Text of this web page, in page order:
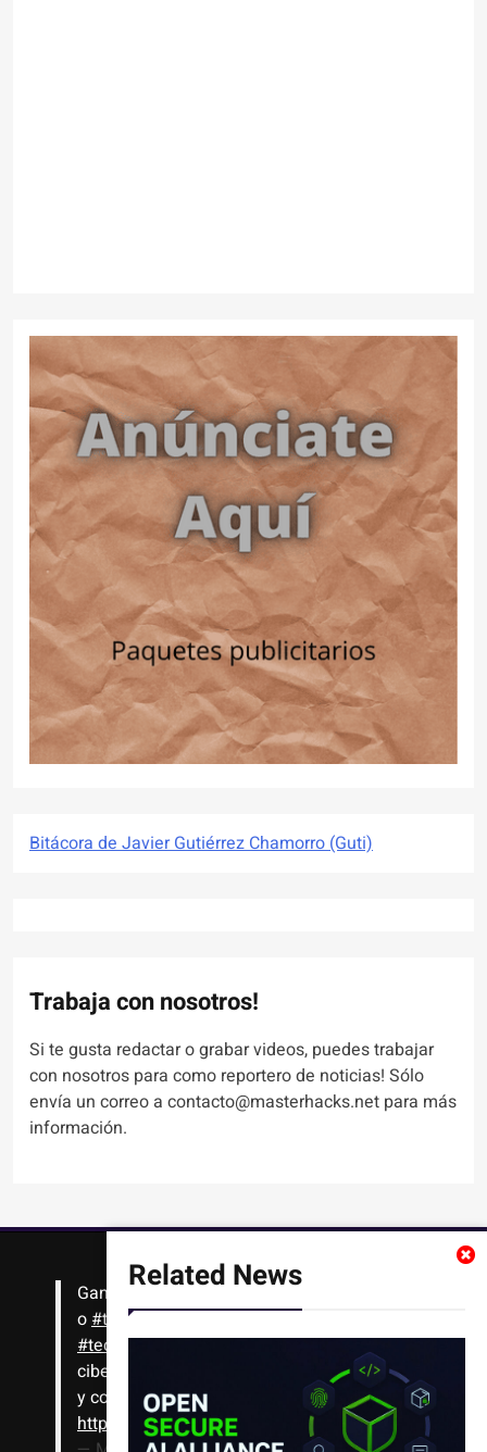
Related News
Bitácora de Javier Gutiérrez Chamorro (Guti)
Trabaja con nosotros!
Si te gusta redactar o grabar videos, puedes trabajar
con nosotros para como reportero de noticias! Sólo
envía un correo a contacto@masterhacks.net para más
información.
Gana #Bitcoin solo con leer artículos, noticias
o#tutoriales
#tecnología,#criptomonedas, seguridad
cibernética y más!! Sólo tienes que registrarte
y comenzar a navegar
https://t.co/1KjkllJEit